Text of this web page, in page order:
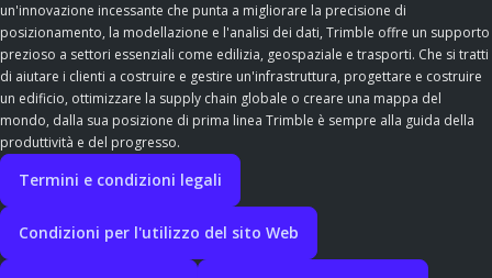
un'innovazione incessante che punta a migliorare la precisione di
posizionamento, la modellazione e l'analisi dei dati, Trimble offre un supporto
prezioso a settori essenziali come edilizia, geospaziale e trasporti. Che si tratti
di aiutare i clienti a costruire e gestire un'infrastruttura, progettare e costruire
un edificio, ottimizzare la supply chain globale o creare una mappa del
mondo, dalla sua posizione di prima linea Trimble è sempre alla guida della
produttività e del progresso.
Termini e condizioni legali
Condizioni per l'utilizzo del sito Web